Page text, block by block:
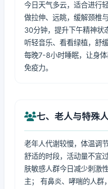
今日天气多云，适合进行
做拉伸、远眺，缓解颈椎
30分钟，提升下午精神状
听轻音乐、看看绿植，舒
每晚7-8小时睡眠，让身
免疫力。
七、老人与特殊
老年人代谢较慢，体温调
舒适的时段，活动量不宜
肤敏感人群今日减少刺激
主； 有鼻炎、哮喘的人群